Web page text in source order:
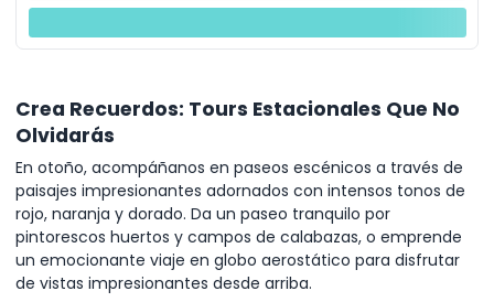
Crea Recuerdos: Tours Estacionales Que No
Olvidarás
En otoño, acompáñanos en paseos escénicos a través de
paisajes impresionantes adornados con intensos tonos de
rojo, naranja y dorado. Da un paseo tranquilo por
pintorescos huertos y campos de calabazas, o emprende
un emocionante viaje en globo aerostático para disfrutar
de vistas impresionantes desde arriba.